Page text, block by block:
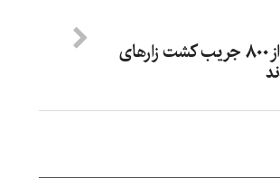
در ۶ ولایت بیش از ۸۰۰ جریب کشت زارهای